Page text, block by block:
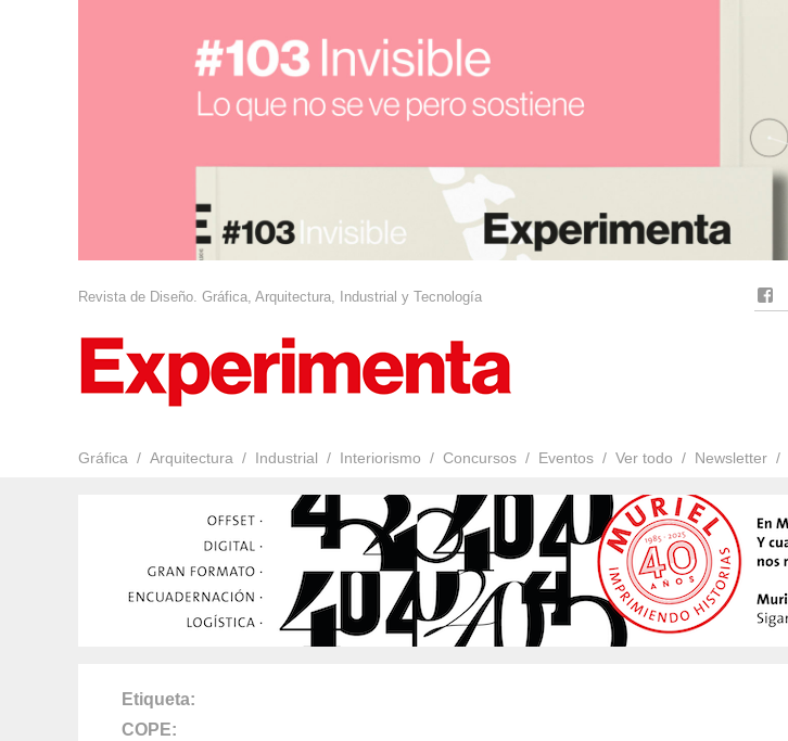
Revista de Diseño. Gráfica, Arquitectura, Industrial y Tecnología
Gráfica Arquitectura Industrial Interiorismo Concursos Eventos Ver todo Newsletter
Etiqueta
COPE